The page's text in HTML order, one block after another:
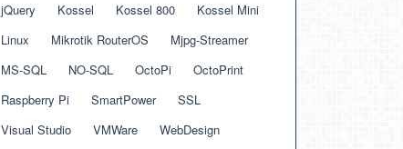
jQuery
Kossel Kossel 800
Kossel Mini
Linux
Mikrotik RouterOS
Mjpg-Streamer
MS-SQL
NO-SQL OctoPi
OctoPrint
Raspberry Pi
SmartPower
SSL
Visual Studio
VMWare WebDesign